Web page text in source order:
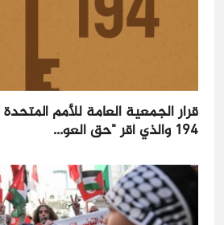
قرار الجمعية العامة للأمم
194 والذي أقر "حق العو...